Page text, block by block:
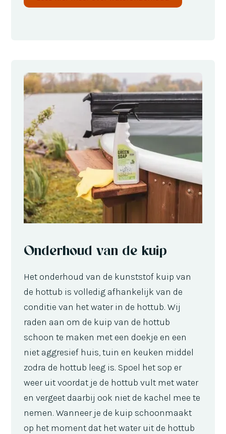
Onderhoud van de kuip
Het onderhoud van de kunststof kuip van
de hottub is volledig afhankelijk van de
conditie van het water in de hottub. Wij
raden aan om de kuip van de hottub
schoon te maken met een doekje en een
niet aggresief huis, tuin en keuken middel
zodra de hottub leeg is. Spoel het sop er
weer uit voordat je de hottub vult met water
en vergeet daarbij ook niet de kachel mee te
nemen. Wanneer je de kuip schoonmaakt
op het moment dat het water uit de hottub